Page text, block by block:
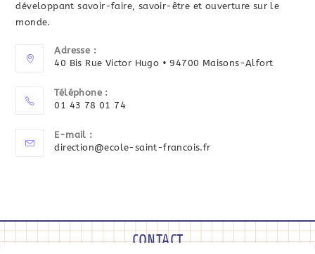
développant savoir-faire, savoir-être et ouverture sur le
monde.
Adresse :
40 Bis Rue Victor Hugo • 94700 Maisons-Alfort
Téléphone :
01 43 78 01 74
E-mail :
direction@ecole-saint-francois.fr
CONTACT